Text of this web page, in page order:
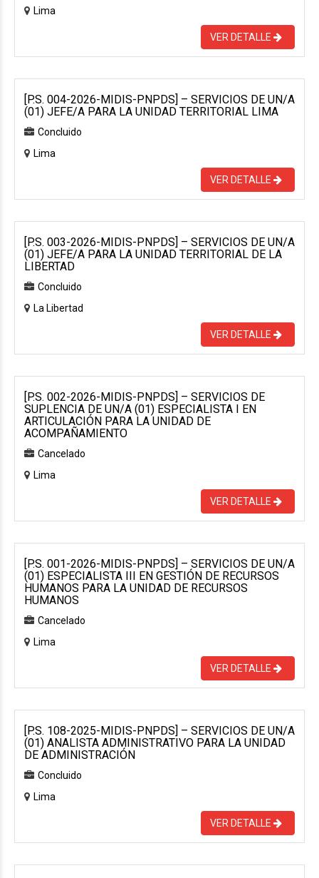
Lima
VER DETALLE
[P.S. 004-2026-MIDIS-PNPDS] – SERVICIOS DE UN/A
(01) JEFE/A PARA LA UNIDAD TERRITORIAL LIMA
Concluido
Lima
VER DETALLE
[P.S. 003-2026-MIDIS-PNPDS] – SERVICIOS DE UN/A
(01) JEFE/A PARA LA UNIDAD TERRITORIAL DE LA
LIBERTAD
Concluido
La Libertad
VER DETALLE
[P.S. 002-2026-MIDIS-PNPDS] – SERVICIOS DE
SUPLENCIA DE UN/A (01) ESPECIALISTA I EN
ARTICULACIÓN PARA LA UNIDAD DE
ACOMPAÑAMIENTO
Cancelado
Lima
VER DETALLE
[P.S. 001-2026-MIDIS-PNPDS] – SERVICIOS DE UN/A
(01) ESPECIALISTA III EN GESTIÓN DE RECURSOS
HUMANOS PARA LA UNIDAD DE RECURSOS
HUMANOS
Cancelado
Lima
VER DETALLE
[P.S. 108-2025-MIDIS-PNPDS] – SERVICIOS DE UN/A
(01) ANALISTA ADMINISTRATIVO PARA LA UNIDAD
DE ADMINISTRACIÓN
Concluido
Lima
VER DETALLE